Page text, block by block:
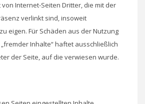
Internet-Seiten Dritter, die mit der
verlinkt sind, insoweit
eigen. Für Schäden aus der Nutzung
Inhalte“ haftet ausschließlich
der Seite, auf die verwiesen wurde.